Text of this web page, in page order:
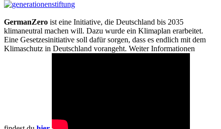
GermanZero ist eine Initiative, die Deutschland bis 2035
klimaneutral machen will. Dazu wurde ein Klimaplan erarbeitet.
Eine Gesetzesinitiative soll dafür sorgen, dass es endlich mit dem
Klimaschutz in Deutschland vorangeht. Weiter Informationen